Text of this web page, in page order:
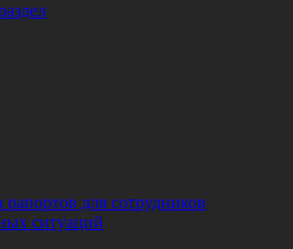
для сотрудников
ситуаций